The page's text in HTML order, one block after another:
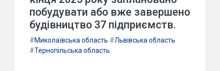
побудувати або вже завершено
будівництво 37 підприємств.
#Миколаївська область #Львівська область
#Тернопільська область